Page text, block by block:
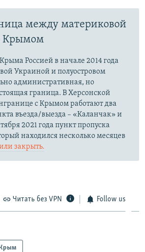
между материковой
Крымом
Россией в начале 2014 года
Украиной и полуостровом
административная, но
граница. В Херсонской
с Крымом работают два
въезда/выезда – «Каланчак» и
2021 года пункт пропуска
находился несколько месяцев
закрыть.
Читать без VPN Follow us